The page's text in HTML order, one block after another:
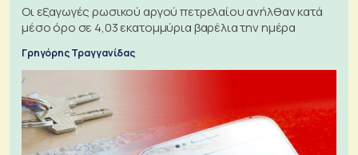
Οι εξαγωγές ρωσικού αργού πετρελαίου ανήλθαν κατά
μέσο όρο σε 4,03 εκατομμύρια βαρέλια την ημέρα
Γρηγόρης Τραγγανίδας